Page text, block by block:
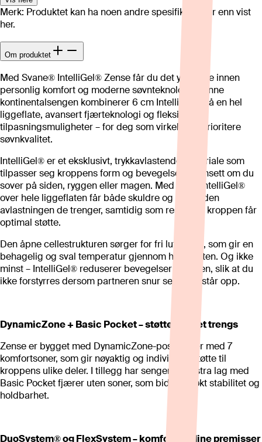
Merk: Produktet kan ha noen andre spesifikasjoner enn vist
her.
Om produktet
Med Svane® IntelliGel® Zense får du det ypperste innen
personlig komfort og moderne søvnteknologi. Denne
kontinentalsengen kombinerer 6 cm IntelliGel® på en hel
liggeflate, avansert fjærteknologi og fleksible
tilpasningsmuligheter – for deg som virkelig vil prioritere
søvnkvalitet.
IntelliGel® er et eksklusivt, trykkavlastende materiale som
tilpasser seg kroppens form og bevegelser – uansett om du
sover på siden, ryggen eller magen. Med 6 cm IntelliGel®
over hele liggeflaten får både skuldre og hofter den
avlastningen de trenger, samtidig som resten av kroppen får
optimal støtte.
Den åpne cellestrukturen sørger for fri luftstrøm, som gir en
behagelig og sval temperatur gjennom hele natten. Og ikke
minst – IntelliGel® reduserer bevegelser i sengen, slik at du
ikke forstyrres dersom partneren snur seg eller står opp.
DynamicZone + Basic Pocket – støtte der det trengs
Zense er bygget med DynamicZone-posefjærer med 7
komfortsoner, som gir nøyaktig og individuell støtte til
kroppens ulike deler. I tillegg har sengen et ekstra lag med
Basic Pocket fjærer uten soner, som bidrar til økt stabilitet og
holdbarhet.
DuoSystem® og FlexSystem – komfort på dine premisser